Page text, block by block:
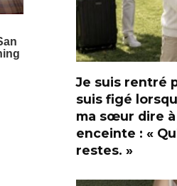
Je suis rentré
suis figé
ma sœur dire
enceinte : «
restes. »